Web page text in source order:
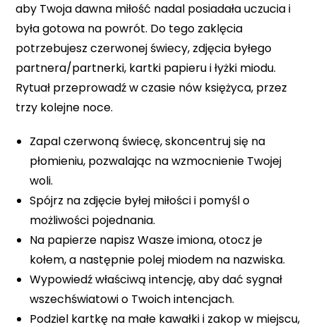
aby Twoja dawna miłość nadal posiadała uczucia i
była gotowa na powrót. Do tego zaklęcia
potrzebujesz czerwonej świecy, zdjęcia byłego
partnera/partnerki, kartki papieru i łyżki miodu.
Rytuał przeprowadź w czasie nów księżyca, przez
trzy kolejne noce.
Zapal czerwoną świecę, skoncentruj się na
płomieniu, pozwalając na wzmocnienie Twojej
woli.
Spójrz na zdjęcie byłej miłości i pomyśl o
możliwości pojednania.
Na papierze napisz Wasze imiona, otocz je
kołem, a następnie polej miodem na nazwiska.
Wypowiedź właściwą intencję, aby dać sygnał
wszechświatowi o Twoich intencjach.
Podziel kartkę na małe kawałki i zakop w miejscu,